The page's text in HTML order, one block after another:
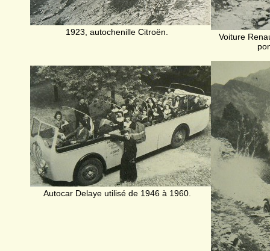
1923, autochenille Citroën.
Autocar Delaye utilisé de 1946 à 1960.
Voiture